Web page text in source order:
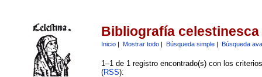
Bibliografía celestinesca
Inicio| Mostrar todo| Búsqueda simple| Búsqueda
1–1 de 1 registro encontrado(s) con los
(RSS):